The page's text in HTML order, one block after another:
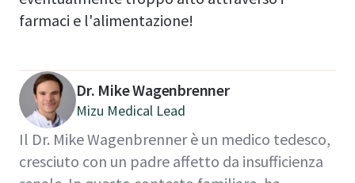
farmaci e l'alimentazione!
Dr. Mike Wagenbrenner
Mizu Medical Lead
Il Dr. Mike Wagenbrenner è un medico tedesco,
cresciuto con un padre affetto da insufficienza